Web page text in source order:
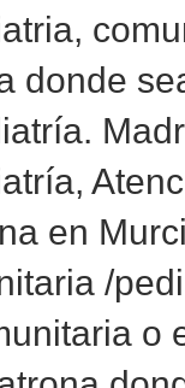
donde
en
/
o